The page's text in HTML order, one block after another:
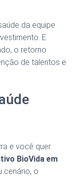
da equipe
E
o retorno
de talentos e
e você quer
BioVida em
cenário, o